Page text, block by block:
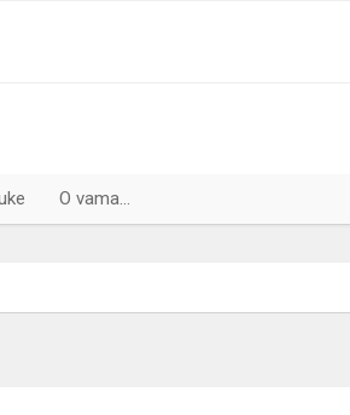
O vama...